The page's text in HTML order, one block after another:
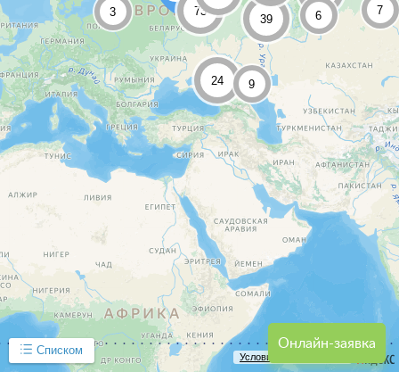
Онлайн-заявка
Условия использования
Списком
3 73
24
39
9
6
7